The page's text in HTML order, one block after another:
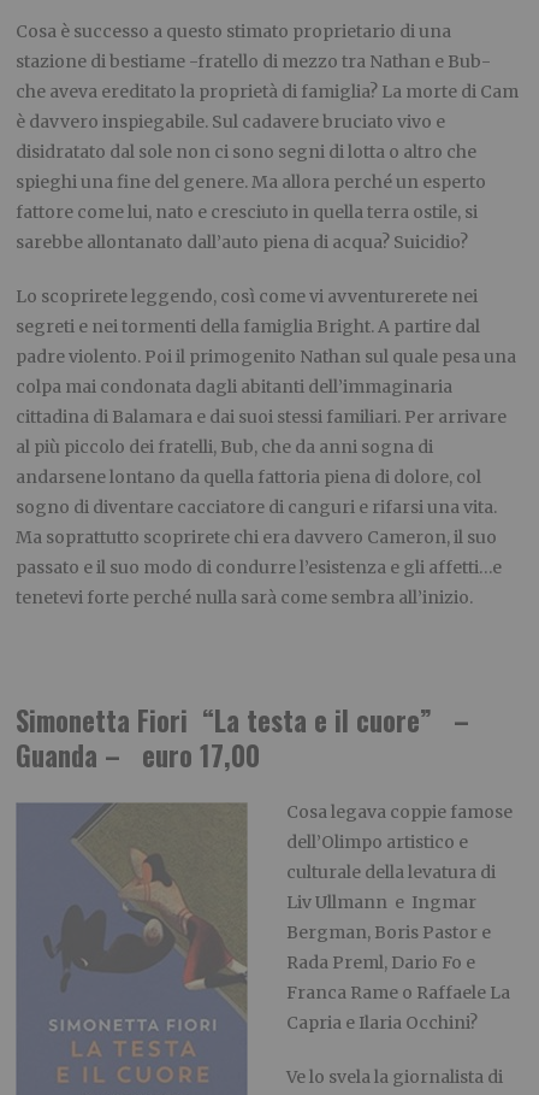
Cosa è successo a questo stimato proprietario di una
stazione di bestiame -fratello di mezzo tra Nathan e Bub-
che aveva ereditato la proprietà di famiglia? La morte di Cam
è davvero inspiegabile. Sul cadavere bruciato vivo e
disidratato dal sole non ci sono segni di lotta o altro che
spieghi una fine del genere. Ma allora perché un esperto
fattore come lui, nato e cresciuto in quella terra ostile, si
sarebbe allontanato dall’auto piena di acqua? Suicidio?
Lo scoprirete leggendo, così come vi avventurerete nei
segreti e nei tormenti della famiglia Bright. A partire dal
padre violento. Poi il primogenito Nathan sul quale pesa una
colpa mai condonata dagli abitanti dell’immaginaria
cittadina di Balamara e dai suoi stessi familiari. Per arrivare
al più piccolo dei fratelli, Bub, che da anni sogna di
andarsene lontano da quella fattoria piena di dolore, col
sogno di diventare cacciatore di canguri e rifarsi una vita.
Ma soprattutto scoprirete chi era davvero Cameron, il suo
passato e il suo modo di condurre l’esistenza e gli affetti…e
tenetevi forte perché nulla sarà come sembra all’inizio.
Simonetta Fiori “La testa e il cuore” –
Guanda – euro 17,00
Cosa legava coppie famose
dell’Olimpo artistico e
culturale della levatura di
Liv Ullmann e Ingmar
Bergman, Boris Pastor e
Rada Preml, Dario Fo e
Franca Rame o Raffaele La
Capria e Ilaria Occhini?
Ve lo svela la giornalista di